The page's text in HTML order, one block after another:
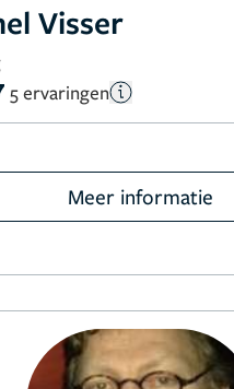
Visser
5 ervaringen
Meer informatie